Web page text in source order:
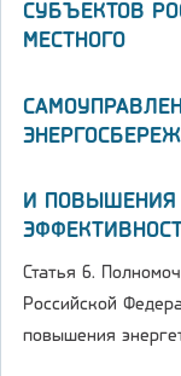
СУБЪЕКТОВ
МЕСТНОГО
И ПОВЫШЕНИЯ
Статья 6.
Российской
повышения